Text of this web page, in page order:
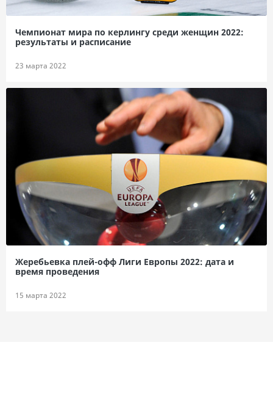
Чемпионат мира по керлингу среди женщин 2022:
результаты и расписание
23 марта 2022
Жеребьевка плей-офф Лиги Европы 2022: дата и
время проведения
15 марта 2022